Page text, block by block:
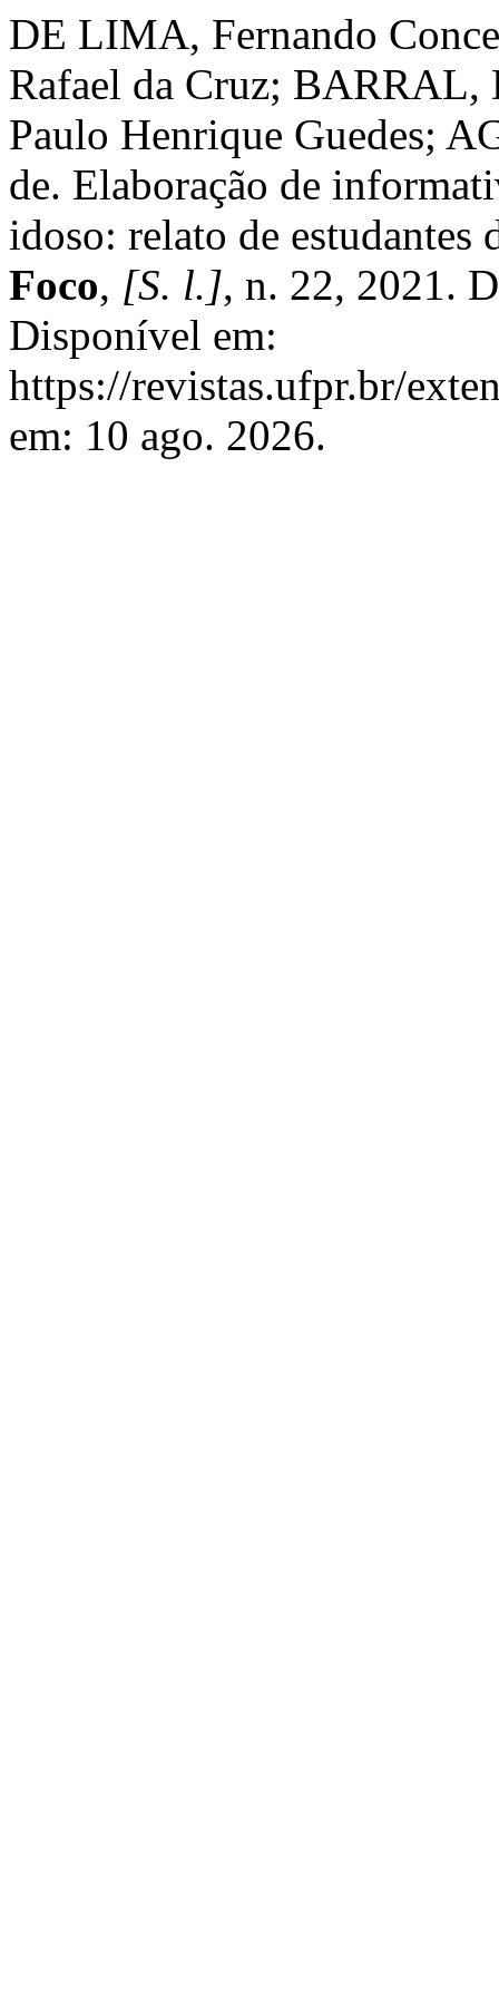
DE LIMA, Fernando
Rafael da Cruz;
Paulo Henrique Guedes;
de. Elaboração de
idoso: relato de estudantes
Foco, [S. l.], n. 22, 2021.
Disponível em:
https://revistas.ufpr.br/
em: 10 ago. 2026.